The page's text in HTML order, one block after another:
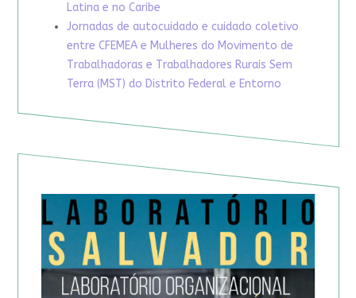
Latina e no Caribe
Jornadas de autocuidado e cuidado coletivo
entre CFEMEA e Mulheres do Movimento de
Trabalhadoras e Trabalhadores Rurais Sem
Terra (MST) do Distrito Federal e Entorno